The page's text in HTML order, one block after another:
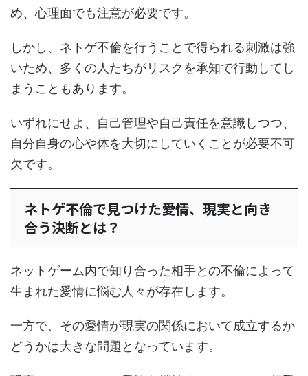
め、心理面でも注意が必要です。
しかし、ネトゲ不倫を行うことで得られる刺激は強
いため、多くの人たちがリスクを承知で行動してし
まうこともあります。
いずれにせよ、自己管理や自己責任を意識しつつ、
自分自身の心や体を大切にしていくことが必要不可
欠です。
ネトゲ不倫で見つけた愛情、現実と向き
合う決断とは？
ネットゲーム内で知り合った相手との不倫によって
生まれた愛情に悩む人々が存在します。
一方で、その愛情が現実の関係において成立するか
どうかは大きな問題となっています。